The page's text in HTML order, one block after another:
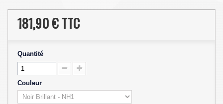
181,90 €TTC
Quantité
Couleur